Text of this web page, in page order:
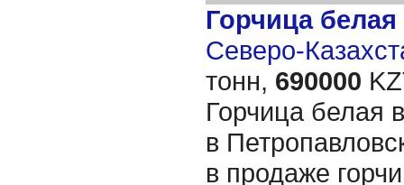
Горчица белая
Северо-
тонн, 690000
Горчица белая
в
в продаже